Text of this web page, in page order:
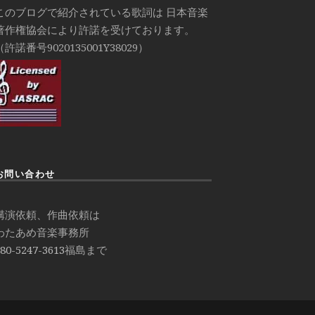
のブログで紹介されている歌詞は 日本音楽
作権協会により許諾を受けております。
許諾番号9020135001Y38029）
問い合わせ
演依頼、作曲依頼は
たあめ音楽事務所
5247-3613福島まで